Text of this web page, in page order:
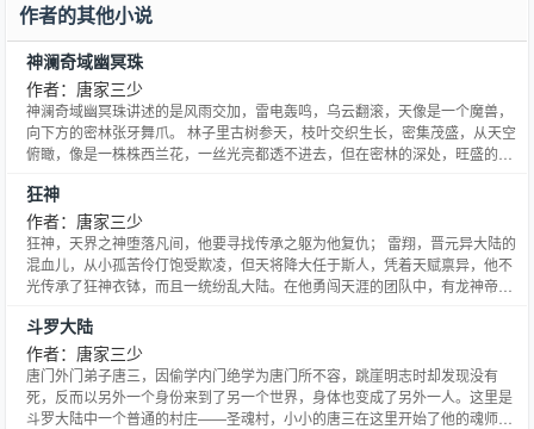
作者的其他小说
神澜奇域幽冥珠
作者：唐家三少
神澜奇域幽冥珠讲述的是风雨交加，雷电轰鸣，乌云翻滚，天像是一个魔兽，
向下方的密林张牙舞爪。 林子里古树参天，枝叶交织生长，密集茂盛，从天空
俯瞰，像是一株株西兰花，一丝光亮都透不进去，但在密林的深处，旺盛的火
林中不断闪烁，像是夏日的萤火虫
狂神
作者：唐家三少
狂神，天界之神堕落凡间，他要寻找传承之躯为他复仇； 雷翔，晋元异大陆的
混血儿，从小孤苦伶仃饱受欺凌，但天将降大任于斯人，凭着天赋禀异，他不
光传承了狂神衣钵，而且一统纷乱大陆。在他勇闯天涯的团队中，有龙神帝国
头蛇和双头狼，还有一把与雷翔有心灵感应的世间奇剑墨冥。 奇趣曼妙的爱情
绽放在异大陆的刀光火石间，热血少年将伙伴们的灵魂融成一股绝世力量，因
为他们的心中只有一个简单而霸气十足的信念：不论是在什么时候，都只有战
死的狂神，而没有认输的狂神！
斗罗大陆
作者：唐家三少
唐门外门弟子唐三，因偷学内门绝学为唐门所不容，跳崖明志时却发现没有
死，反而以另外一个身份来到了另一个世界，身体也变成了另外一人。这里是
斗罗大陆中一个普通的村庄——圣魂村，小小的唐三在这里开始了他的魂师修